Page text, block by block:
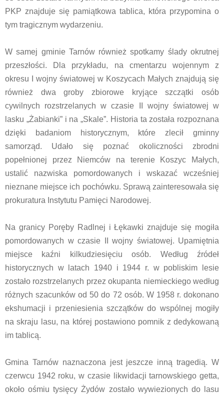
PKP znajduje się pamiątkowa tablica, która przypomina o
tym tragicznym wydarzeniu.
W samej gminie Tarnów również spotkamy ślady okrutnej
przeszłości. Dla przykładu, na cmentarzu wojennym z
okresu I wojny światowej w Koszycach Małych znajdują się
również dwa groby zbiorowe kryjące szczątki osób
cywilnych rozstrzelanych w czasie II wojny światowej w
lasku „Żabianki” i na „Skale”. Historia ta została rozpoznana
dzięki badaniom historycznym, które zlecił gminny
samorząd. Udało się poznać okoliczności zbrodni
popełnionej przez Niemców na terenie Koszyc Małych,
ustalić nazwiska pomordowanych i wskazać wcześniej
nieznane miejsce ich pochówku. Sprawą zainteresowała się
prokuratura Instytutu Pamięci Narodowej.
Na granicy Poręby Radlnej i Łękawki znajduje się mogiła
pomordowanych w czasie II wojny światowej. Upamiętnia
miejsce kaźni kilkudziesięciu osób. Według źródeł
historycznych w latach 1940 i 1944 r. w pobliskim lesie
zostało rozstrzelanych przez okupanta niemieckiego według
różnych szacunków od 50 do 72 osób. W 1958 r. dokonano
ekshumacji i przeniesienia szczątków do wspólnej mogiły
na skraju lasu, na której postawiono pomnik z dedykowaną
im tablicą.
Gmina Tarnów naznaczona jest jeszcze inną tragedią. W
czerwcu 1942 roku, w czasie likwidacji tarnowskiego getta,
około ośmiu tysięcy Żydów zostało wywiezionych do lasu